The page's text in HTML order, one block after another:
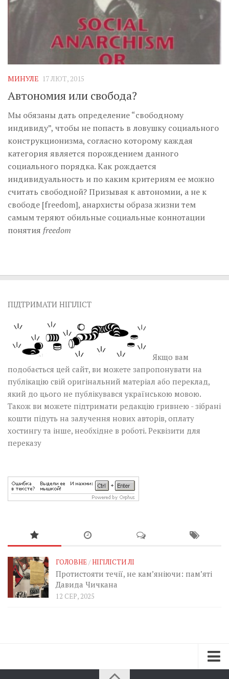
МИНУЛЕ 17 ЛЮТ, 2015
Автономия или свобода?
Мы обязаны дать определение “свободному
индивиду”, чтобы не попасть в ловушку социального
конструкционизма, согласно которому каждая
категория является порождением данного
социального порядка. Как рождается
индивидуальность и по каким критериям ее можно
считать свободной? Призывая к автономии, а не к
свободе [freedom], анархисты образа жизни тем
самым теряют обильные социальные коннотации
понятия freedom
ПІДТРИМАТИ НІГІЛІСТ
Якщо вам
подобається цей сайт, ви можете запропонувати на
публікацію свій оригінальний матеріал або переклад,
який до цього не публікувався українською мовою.
Також ви можете підтримати редакцію гривнею - зібрані
кошти підуть на залучення нових авторів, оплату
хостингу та інше, необхідне в роботі. Реквізити для
переказу
ГОЛОВНЕ/НІГІЛІСТИ ЛІ
Протистояти течії, не кам’яніючи: пам’яті
Давида Чичкана
12 СЕР, 2025